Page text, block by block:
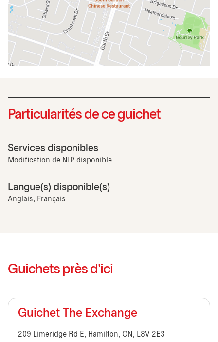
Particularités de ce guichet
Services disponibles
Modification de NIP disponible
Langue(s) disponible(s)
Anglais, Français
Guichets près d'ici
Guichet The Exchange
209 Limeridge Rd E, Hamilton, ON, L8V 2E3